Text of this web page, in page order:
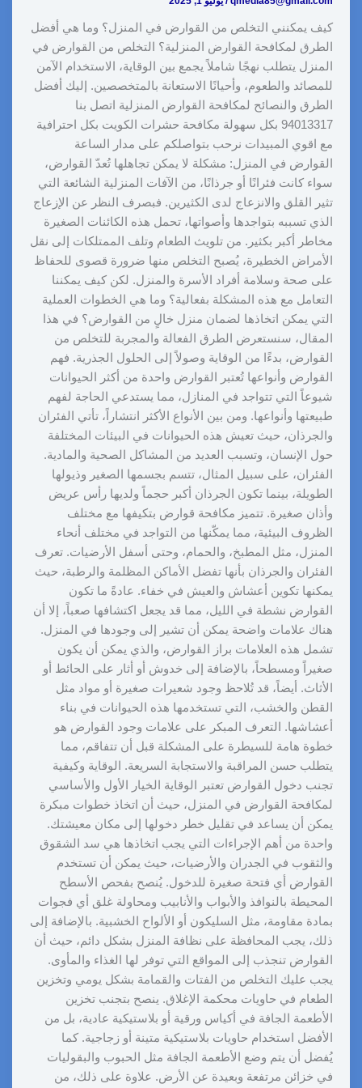
كيف يمكنني التخلص من القوارض في المنزل؟ وما هي أفضل
الطرق لمكافحة القوارض المنزلية؟ التخلص من القوارض في
المنزل يتطلب نهجًا شاملاً يجمع بين الوقاية، الاستخدام الآمن
للمصائد والطعوم، وأحيانًا الاستعانة بالمتخصصين. إليك أفضل
الطرق والنصائح لمكافحة القوارض المنزلية اتصل بنا
94013317 بكل سهولة مكافحة حشرات الكويت بكل احترافية
مع اقوي المبيدات نرحب بتواصلكم على مدار الساعة
القوارض في المنزل: مشكلة لا يمكن تجاهلها تُعدّ القوارض،
سواء كانت فئرانًا أو جرذانًا، من الآفات المنزلية الشائعة التي
تثير القلق والانزعاج لدى الكثيرين. فبصرف النظر عن الإزعاج
الذي تسببه بتواجدها وأصواتها، تحمل هذه الكائنات الصغيرة
مخاطر أكبر بكثير. من تلويث الطعام وتلف الممتلكات إلى نقل
الأمراض الخطيرة، يُصبح التخلص منها ضرورة قصوى للحفاظ
على صحة وسلامة أفراد الأسرة والمنزل. لكن كيف يمكننا
التعامل مع هذه المشكلة بفعالية؟ وما هي الخطوات العملية
التي يمكن اتخاذها لضمان منزل خالٍ من القوارض؟ في هذا
المقال، سنستعرض الطرق الفعالة والمجربة للتخلص من
القوارض، بدءًا من الوقاية وصولاً إلى الحلول الجذرية. فهم
القوارض وأنواعها تُعتبر القوارض واحدة من أكثر الحيوانات
شيوعاً التي تتواجد في المنازل، مما يستدعي الحاجة لفهم
طبيعتها وأنواعها. ومن بين الأنواع الأكثر انتشاراً، تأتي الفئران
والجرذان، حيث تعيش هذه الحيوانات في البيئات المختلفة
حول الإنسان، وتسبب العديد من المشاكل الصحية والمادية.
الفئران، على سبيل المثال، تتسم بجسمها الصغير وذيولها
الطويلة، بينما تكون الجرذان أكبر حجماً ولديها رأس عريض
وأذان صغيرة. تتميز مكافحة قوارض بتكيفها مع مختلف
الظروف البيئية، مما يمكّنها من التواجد في مختلف أنحاء
المنزل، مثل المطبخ، والحمام، وحتى أسفل الأرضيات. تعرف
الفئران والجرذان بأنها تفضل الأماكن المظلمة والرطبة، حيث
يمكنها تكوين أعشاش والعيش في خفاء. عادةً ما تكون
القوارض نشطة في الليل، مما قد يجعل اكتشافها صعباً، إلا أن
هناك علامات واضحة يمكن أن تشير إلى وجودها في المنزل.
تشمل هذه العلامات براز القوارض، والذي يمكن أن يكون
صغيراً ومسطحاً، بالإضافة إلى خدوش أو أثار على الحائط أو
الأثاث. أيضاً، قد تُلاحظ وجود شعيرات صغيرة أو مواد مثل
القطن والخشب، التي تستخدمها هذه الحيوانات في بناء
أعشاشها. التعرف المبكر على علامات وجود القوارض هو
خطوة هامة للسيطرة على المشكلة قبل أن تتفاقم، مما
يتطلب حسن المراقبة والاستجابة السريعة. الوقاية وكيفية
تجنب دخول القوارض تعتبر الوقاية الخيار الأول والأساسي
لمكافحة القوارض في المنزل، حيث أن اتخاذ خطوات مبكرة
يمكن أن يساعد في تقليل خطر دخولها إلى مكان معيشتك.
واحدة من أهم الإجراءات التي يجب اتخاذها هي سد الشقوق
والثقوب في الجدران والأرضيات، حيث يمكن أن تستخدم
القوارض أي فتحة صغيرة للدخول. يُنصح بفحص الأسطح
المحيطة بالنوافذ والأبواب والأنابيب ومحاولة غلق أي فجوات
بمادة مقاومة، مثل السليكون أو الألواح الخشبية. بالإضافة إلى
ذلك، يجب المحافظة على نظافة المنزل بشكل دائم، حيث أن
القوارض تنجذب إلى المواقع التي توفر لها الغذاء والمأوى.
يجب عليك التخلص من الفتات والقمامة بشكل يومي وتخزين
الطعام في حاويات محكمة الإغلاق. ينصح بتجنب تخزين
الأطعمة الجافة في أكياس ورقية أو بلاستيكية عادية، بل من
الأفضل استخدام حاويات بلاستيكية متينة أو زجاجية. كما
يُفضل أن يتم وضع الأطعمة الجافة مثل الحبوب والبقوليات
في خزائن مرتفعة وبعيدة عن الأرض. علاوة على ذلك، من